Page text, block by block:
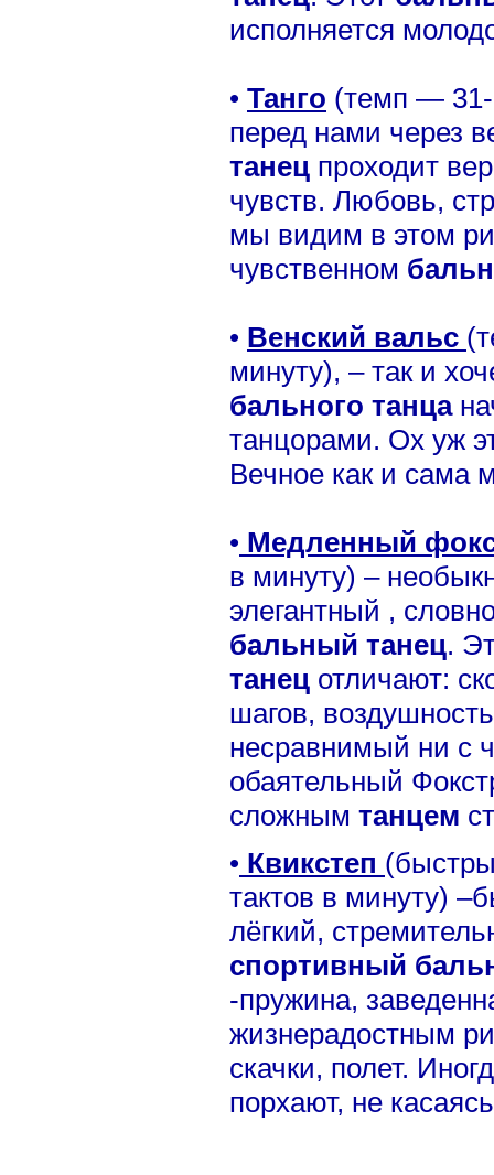
исполняется
• Танго (темп — 31-
перед нами через
танец проходит
чувств. Любовь,
мы видим в этом
чувственном
• Венский вальс
минуту), – так и
бального танца
танцорами. Ох уж
Вечное как и сама
• Медленный
в минуту) –
элегантный ,
бальный танец.
танец отличают:
шагов,
несравнимый ни с
обаятельный
сложным танцем
• Квикстеп
тактов в минуту)
лёгкий,
спортивный
-пружина,
жизнерадостным
скачки, полет.
порхают, не